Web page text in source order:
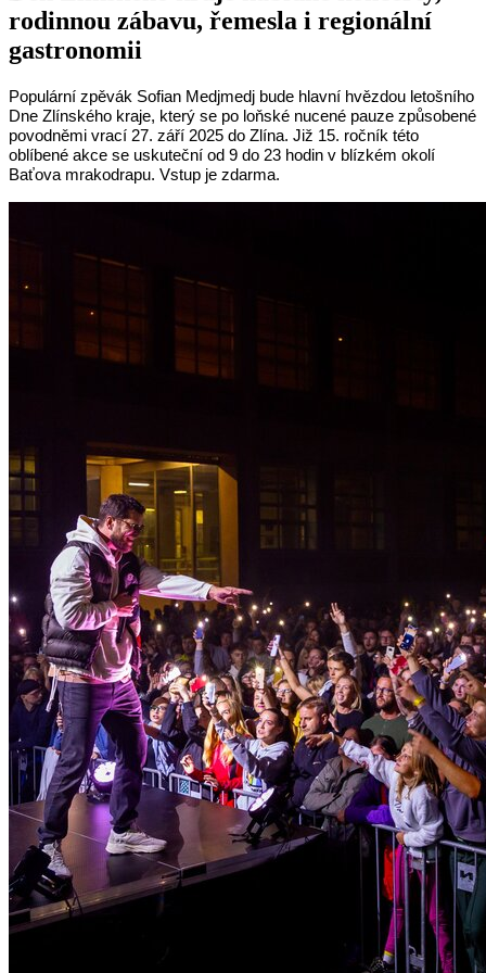
rodinnou zábavu, řemesla i regionální
gastronomii
Populární zpěvák Sofian Medjmedj bude hlavní hvězdou letošního
Dne Zlínského kraje, který se po loňské nucené pauze způsobené
povodněmi vrací 27. září 2025 do Zlína. Již 15. ročník této
oblíbené akce se uskuteční od 9 do 23 hodin v blízkém okolí
Baťova mrakodrapu. Vstup je zdarma.